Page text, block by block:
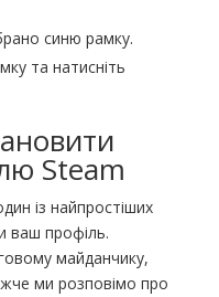
синю рамку.
та натисніть
Steam
із найпростіших
ваш профіль.
майданчику,
ми розповімо про